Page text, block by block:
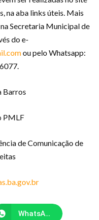
na aba links úteis. Mais
Secretaria Municipal de
do e-
ou pelo Whatsapp:
Barros
PMLF
de Comunicação de
WhatsApp